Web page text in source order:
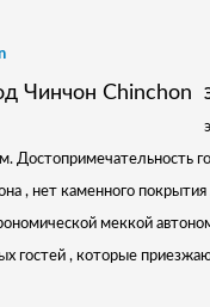
Достопримечательность
, нет каменного
меккой
гостей , которые